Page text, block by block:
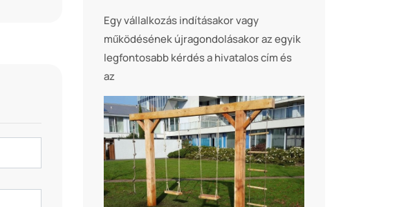
Egy vállalkozás indításakor vagy
működésének újragondolásakor az egyik
legfontosabb kérdés a hivatalos cím és
az